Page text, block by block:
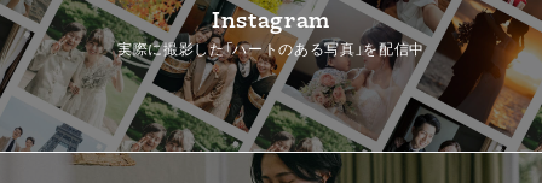
Instagram
実際に撮影した「ハートのある写真」を配信中